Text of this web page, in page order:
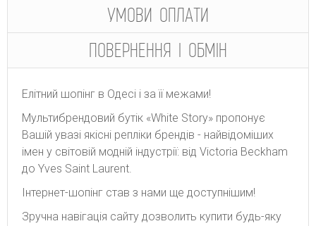
УМОВИ ОПЛАТИ
ПОВЕРНЕННЯ І ОБМІН
Елітний шопінг в Одесі і за її межами!
Мультибрендовий бутік «White Story» пропонує
Вашій увазі якісні репліки брендів - найвідоміших
імен у світовій модній індустрії: від Victoria Beckham
до Yves Saint Laurent.
Інтернет-шопінг став з нами ще доступнішим!
Зручна навігація сайту дозволить купити будь-яку